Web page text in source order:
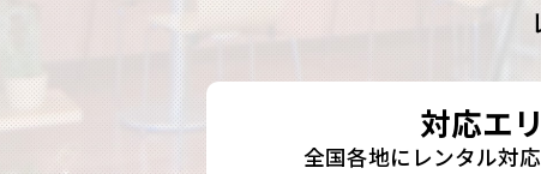
対応エ
全国各地にレンタル対